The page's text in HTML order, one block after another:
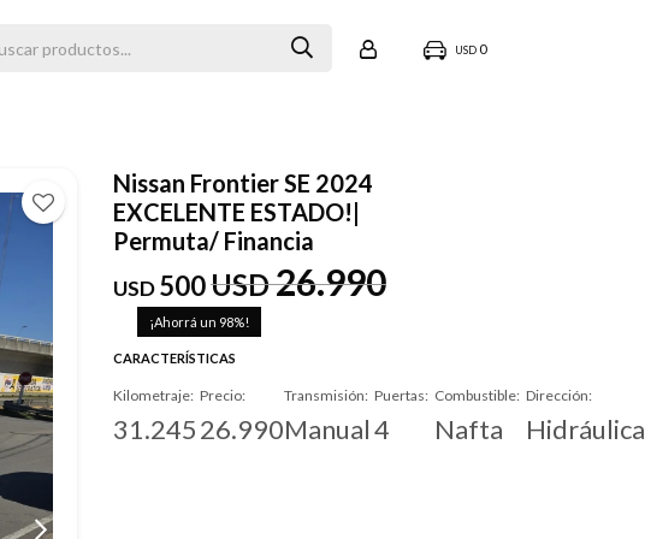
USD 0
Nissan Frontier SE 2024
EXCELENTE ESTADO!|
Permuta/ Financia
USD500USD26.990
98
CARACTERÍSTICAS
Kilometraje
31.245
Precio
26.990
Transmisión
Manual
Puertas
4
Combustible
Nafta
Dirección
Hidráulica